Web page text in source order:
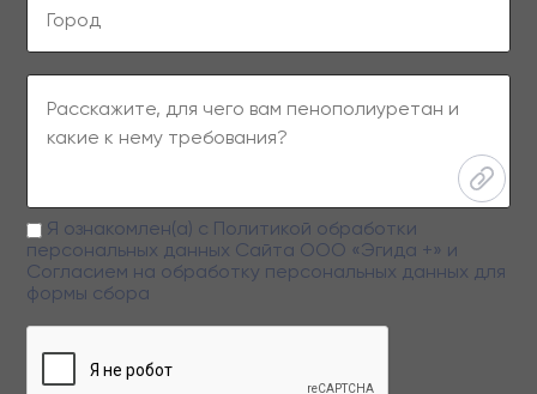
Заполняя данную форму вы даете свое согласие на обработку
Я ознакомлен(а) с Политикой обработки
персональных данных Сайта ООО «Эгида +» и
Согласием на обработку персональных данных для
формы сбора